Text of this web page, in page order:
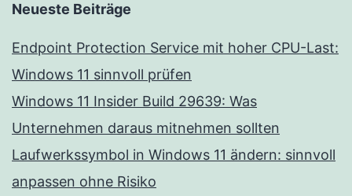
Neueste Beiträge
Endpoint Protection Service mit hoher CPU-Last:
Windows 11 sinnvoll prüfen
Windows 11 Insider Build 29639: Was
Unternehmen daraus mitnehmen sollten
Laufwerkssymbol in Windows 11 ändern: sinnvoll
anpassen ohne Risiko